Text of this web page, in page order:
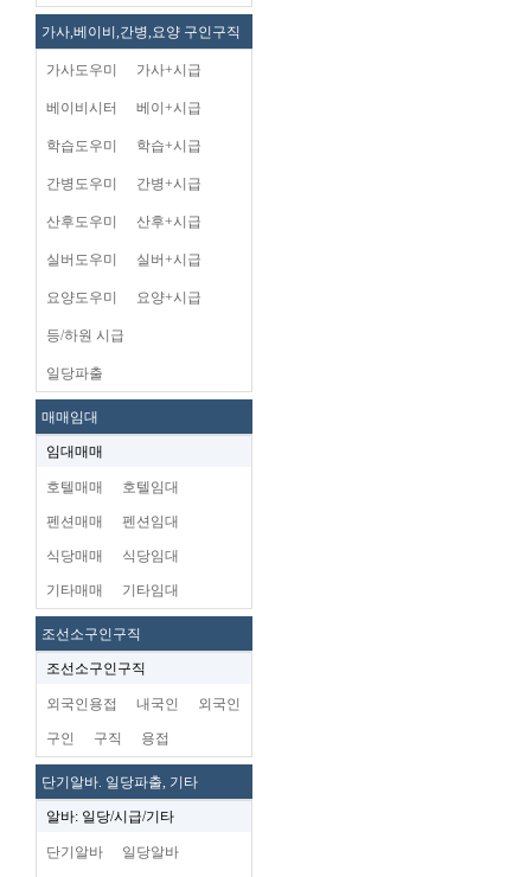
가사,베이비,간병,요양 구인구직
가사도우미 가사+시급
베이비시터 베이+시급
학습도우미 학습+시급
간병도우미 간병+시급
산후도우미 산후+시급
실버도우미 실버+시급
요양도우미 요양+시급
등/하원 시급
일당파출
매매임대
임대매매
호텔매매 호텔임대
펜션매매 펜션임대
식당매매 식당임대
기타매매 기타임대
조선소구인구직
조선소구인구직
외국인용접 내국인 외국인
구인 구직 용접
단기알바. 일당파출, 기타
알바: 일당/시급/기타
단기알바 일당알바